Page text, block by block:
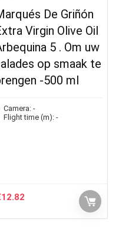
De Griñón
Virgin Olive Oil
5 . Om uw
op smaak te
-500 ml
Camera: -
Flight time (m): -
12.82